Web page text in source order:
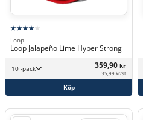
Loop
Loop Jalapeño Lime Hyper Strong
10 -pack 359,90 kr
35,99 kr/st
Köp